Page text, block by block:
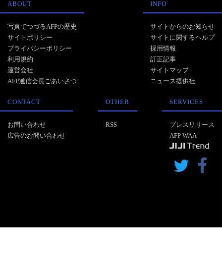
ABOUT
写真でつづるAFPの歴史
サイトポリシー
プライバシーポリシー
利用規約
運営会社
AFP通信会長ごあいさつ
INFO
サイトからのお知らせ
サイトに関するヘルプ
採用情報
訂正記事
サイトマップ
ニュース提供社
CONTACT
お問い合わせ
広告のお問い合わせ
OTHER
RSS
SERVICES
プレスリリース
AFP WAA